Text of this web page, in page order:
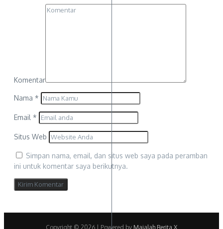
Komentar
Nama *
Email *
Situs Web
Simpan nama, email, dan situs web saya pada peramban
ini untuk komentar saya berikutnya.
Copyright © 2026 | Powered by Majalah Berita X